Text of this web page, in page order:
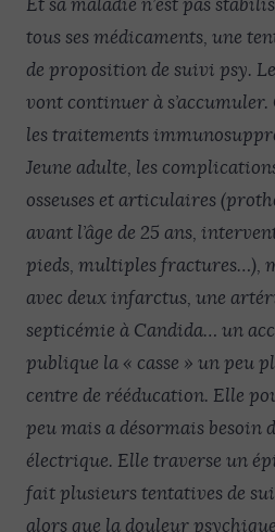
tous ses médicaments, une
de proposition de suivi psy.
vont continuer à
les traitements
Jeune adulte, les
osseuses et articulaires
avant l’âge de 25 ans,
pieds, multiples fractures…),
avec deux infarctus, une
septicémie à Candida… un
publique la « casse » un peu
centre de rééducation. Elle
peu mais a désormais besoin
électrique. Elle traverse un
fait plusieurs tentatives de
alors que la douleur